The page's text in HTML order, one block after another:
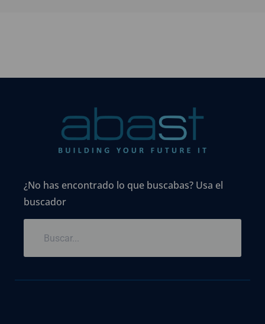
¿No has encontrado lo que buscabas? Usa el
buscador